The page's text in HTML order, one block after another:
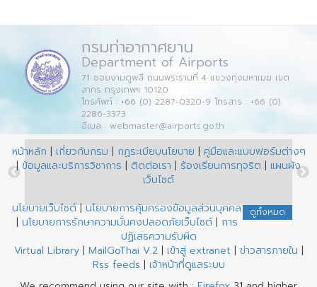
กรมท่าอากาศยาน
Department of Airports
71 ซอยงามดูพลี ถนนพระรามที่ 4 แขวงทุ่งมหาเมฆ เขต
สาทร กรุงเทพฯ 10120
โทรศัพท์ : +66 (0) 2287-0320-9 โทรสาร : +66 (0)
2286-3373
อีเมล : webmaster@airports.go.th
ดูทั้งหมด
หน้าหลัก | เกี่ยวกับกรม | กฏระเบียบนโยบาย | คู่มือและแบบฟอร์มต่างๆ
|ข้อมูลและบริการวิชาการ | ติดต่อเรา | ร้องเรียนการทุจริต | แผนผัง
เว็บไซต์
นโยบายเว็บไซต์|นโยบายการคุ้มครองข้อมูลส่วนบุคคล
| นโยบายการรักษาความมั่นคงปลอดภัยเว็บไซต์| การ
ปฏิเสธความรับผิด
Virtual Library| MailGoThai V.2| เข้าสู่ extranet | ข่าวสารภายใน |
Rss feeds | เจ้าหน้าที่ดูแลระบบ